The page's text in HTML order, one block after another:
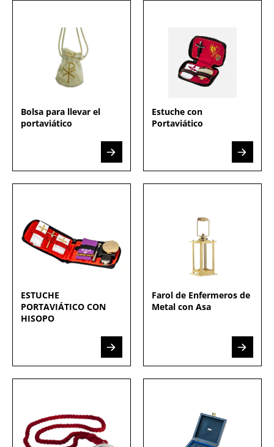
Bolsa para llevar el
portaviático
Estuche con
Portaviático
ESTUCHE
PORTAVIÁTICO CON
HISOPO
Farol de Enfermeros de
Metal con Asa